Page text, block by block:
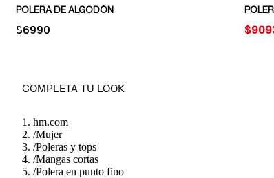
POLERA DE ALGODÓN
PRICE:
$6990
COMPLETA TU LOOK
hm.com
/Mujer
/Poleras y tops
/Mangas cortas
/Polera en punto fino